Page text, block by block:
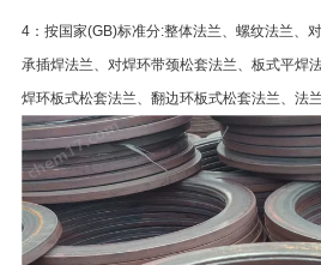
4：按国家(GB)标准分:整体法兰、螺纹法兰、
承插焊法兰、对焊环带颈松套法兰、板式平焊
焊环板式松套法兰、翻边环板式松套法兰、法兰